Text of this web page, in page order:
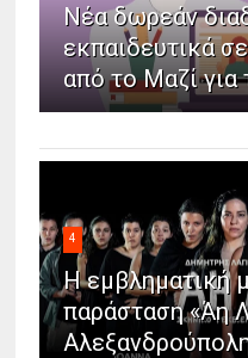
Νέα δωρεάν
εκπαιδευτικά
από το Μαζί για
4
Η εμβληματική
παράσταση «Άη